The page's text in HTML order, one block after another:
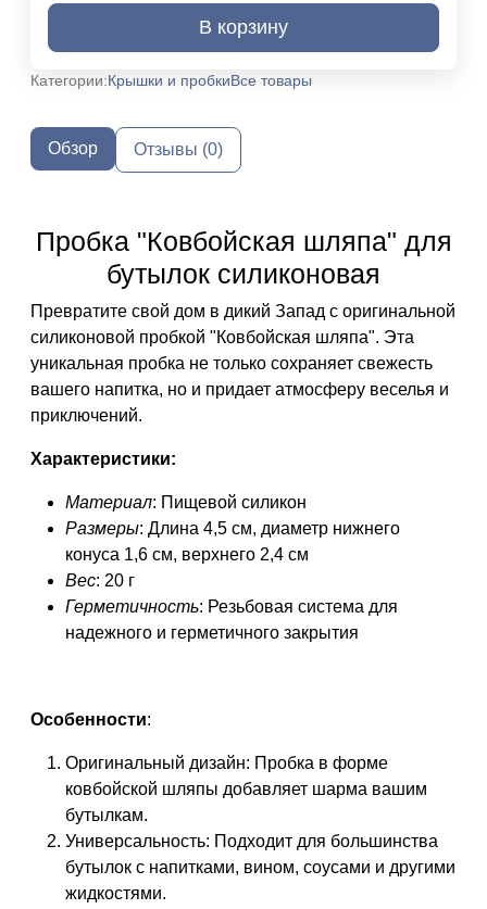
В корзину
Категории:Крышки и пробкиВсе товары
Обзор Отзывы (0)
Пробка "Ковбойская шляпа" для
бутылок силиконовая
Превратите свой дом в дикий Запад с оригинальной
силиконовой пробкой "Ковбойская шляпа". Эта
уникальная пробка не только сохраняет свежесть
вашего напитка, но и придает атмосферу веселья и
приключений.
Характеристики:
Материал: Пищевой силикон
Размеры: Длина 4,5 см, диаметр нижнего
конуса 1,6 см, верхнего 2,4 см
Вес: 20 г
Герметичность: Резьбовая система для
надежного и герметичного закрытия
Особенности:
Оригинальный дизайн: Пробка в форме
ковбойской шляпы добавляет шарма вашим
бутылкам.
Универсальность: Подходит для большинства
бутылок с напитками, вином, соусами и другими
жидкостями.